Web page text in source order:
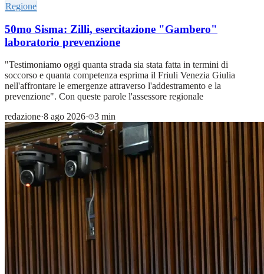
Regione
50mo Sisma: Zilli, esercitazione "Gambero"
laboratorio prevenzione
"Testimoniamo oggi quanta strada sia stata fatta in termini di
soccorso e quanta competenza esprima il Friuli Venezia Giulia
nell'affrontare le emergenze attraverso l'addestramento e la
prevenzione". Con queste parole l'assessore regionale
redazione·8 ago 2026· 3 min